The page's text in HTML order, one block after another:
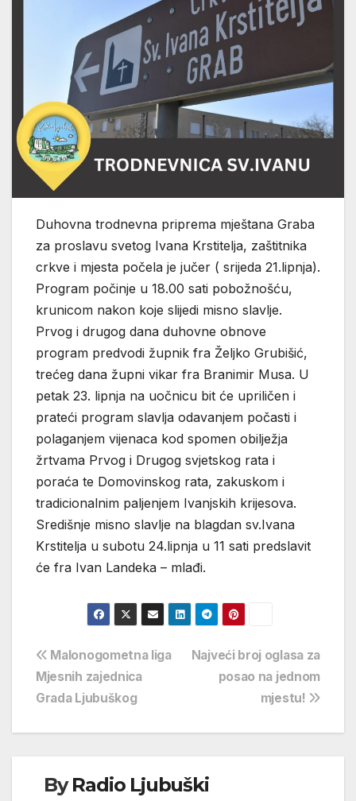
Duhovna trodnevna priprema mještana Graba
za proslavu svetog Ivana Krstitelja, zaštitnika
crkve i mjesta počela je jučer ( srijeda 21.lipnja).
Program počinje u 18.00 sati pobožnošću,
krunicom nakon koje slijedi misno slavlje.
Prvog i drugog dana duhovne obnove
program predvodi župnik fra Željko Grubišić,
trećeg dana župni vikar fra Branimir Musa. U
petak 23. lipnja na uočnicu bit će upriličen i
prateći program slavlja odavanjem počasti i
polaganjem vijenaca kod spomen obilježja
žrtvama Prvog i Drugog svjetskog rata i
poraća te Domovinskog rata, zakuskom i
tradicionalnim paljenjem Ivanjskih krijesova.
Središnje misno slavlje na blagdan sv.Ivana
Krstitelja u subotu 24.lipnja u 11 sati predslavit
će fra Ivan Landeka – mlađi.
Navigacija
objava
Najveći broj oglasa za
posao na jednom
mjestu!
Malonogometna liga
Mjesnih zajednica
Grada Ljubuškog
ByRadio Ljubuški